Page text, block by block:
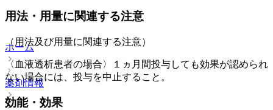
用法・用量に関連する注意
（用法及び用量に関連する注意）
〈血液透析患者の場合〉１ヵ月間投与しても効果が認められ
ない場合には、投与を中止すること。
効能・効果
ホーム
薬剤情報